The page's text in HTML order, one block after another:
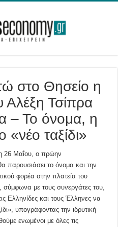
στο Θησείο η
Αλέξη Τσίπρα
– Το όνομα, η
«νέο ταξίδι»
26 Μαΐου, ο πρώην
παρουσιάσει το όνομα και την
φορέα στην πλατεία του
με τους συνεργάτες του,
Ελληνίδες και τους Έλληνες να
υπογράφοντας την ιδρυτική
ενωμένοι με όλες τις